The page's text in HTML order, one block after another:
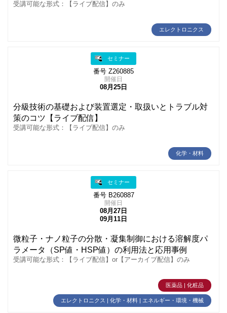
受講可能な形式：【ライブ配信】のみ
エレクトロニクス
セミナー
番号 Z260885
開催日
08月25日
分級技術の基礎および装置選定・取扱いとトラブル対
策のコツ【ライブ配信】
受講可能な形式：【ライブ配信】のみ
化学・材料
セミナー
番号 B260887
開催日
08月27日
09月11日
微粒子・ナノ粒子の分散・凝集制御における溶解度パ
ラメータ（SP値・HSP値）の利用法と応用事例
受講可能な形式：【ライブ配信】or【アーカイブ配信】のみ
医薬品 | 化粧品
エレクトロニクス | 化学・材料 | エネルギー・環境・機械